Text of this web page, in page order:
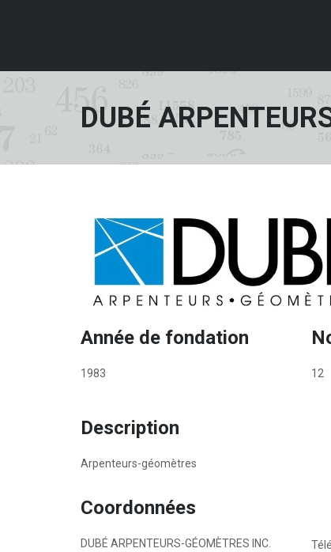
DUBÉ
Année de fondation
1983 12
Description
Arpenteurs-géomètres
Coordonnées
DUBÉ ARPENTEURS-GÉOMÈTRES INC.